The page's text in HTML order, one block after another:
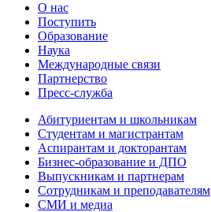
О нас
Поступить
Образование
Наука
Международные связи
Партнерство
Пресс-служба
Абитуриентам и школьникам
Студентам и магистрантам
Аспирантам и докторантам
Бизнес-образование и ДПО
Выпускникам и партнерам
Сотрудникам и преподавателям
СМИ и медиа